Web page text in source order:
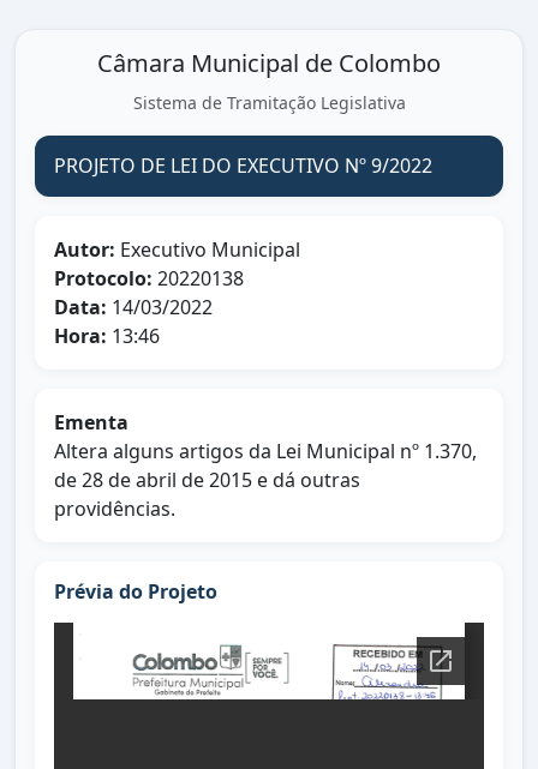
Câmara Municipal de Colombo
Sistema de Tramitação Legislativa
PROJETO DE LEI DO EXECUTIVO Nº 9/2022
Autor: Executivo Municipal
Protocolo: 20220138
Data: 14/03/2022
Hora: 13:46
Ementa
Altera alguns artigos da Lei Municipal nº 1.370,
de 28 de abril de 2015 e dá outras
providências.
Prévia do Projeto